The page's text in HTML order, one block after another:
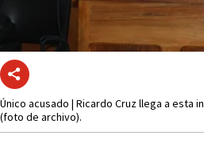
Único acusado | Ricardo Cruz llega a esta
(foto de archivo).